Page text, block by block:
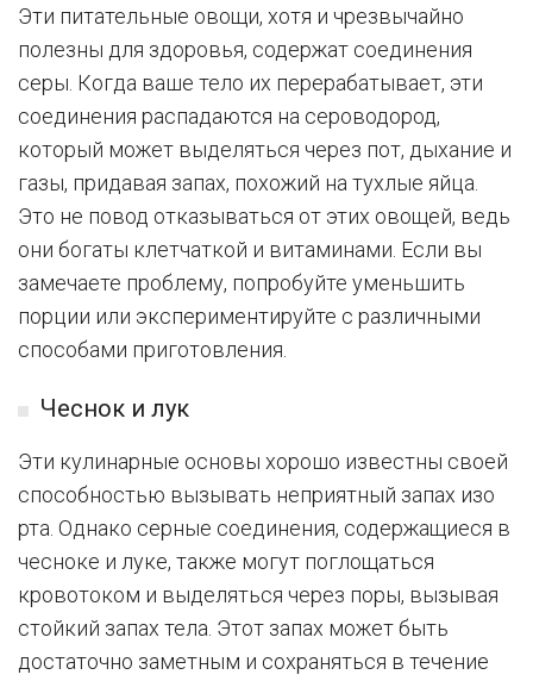
Эти питательные овощи, хотя и чрезвычайно
полезны для здоровья, содержат соединения
серы. Когда ваше тело их перерабатывает, эти
соединения распадаются на сероводород,
который может выделяться через пот, дыхание и
газы, придавая запах, похожий на тухлые яйца.
Это не повод отказываться от этих овощей, ведь
они богаты клетчаткой и витаминами. Если вы
замечаете проблему, попробуйте уменьшить
порции или экспериментируйте с различными
способами приготовления.
Чеснок и лук
Эти кулинарные основы хорошо известны своей
способностью вызывать неприятный запах изо
рта. Однако серные соединения, содержащиеся в
чесноке и луке, также могут поглощаться
кровотоком и выделяться через поры, вызывая
стойкий запах тела. Этот запах может быть
достаточно заметным и сохраняться в течение